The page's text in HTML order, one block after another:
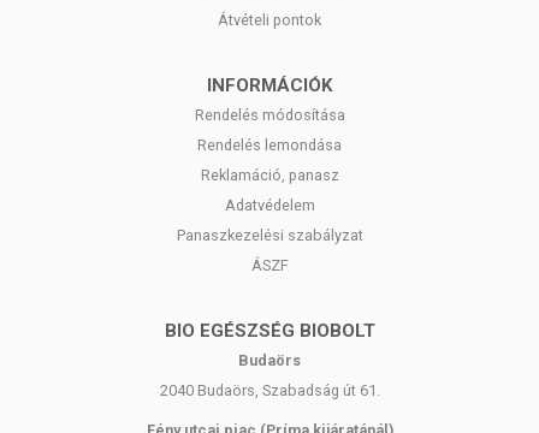
Átvételi pontok
INFORMÁCIÓK
Rendelés módosítása
Rendelés lemondása
Reklamáció, panasz
Adatvédelem
Panaszkezelési szabályzat
ÁSZF
BIO EGÉSZSÉG BIOBOLT
Budaörs
2040 Budaörs, Szabadság út 61.